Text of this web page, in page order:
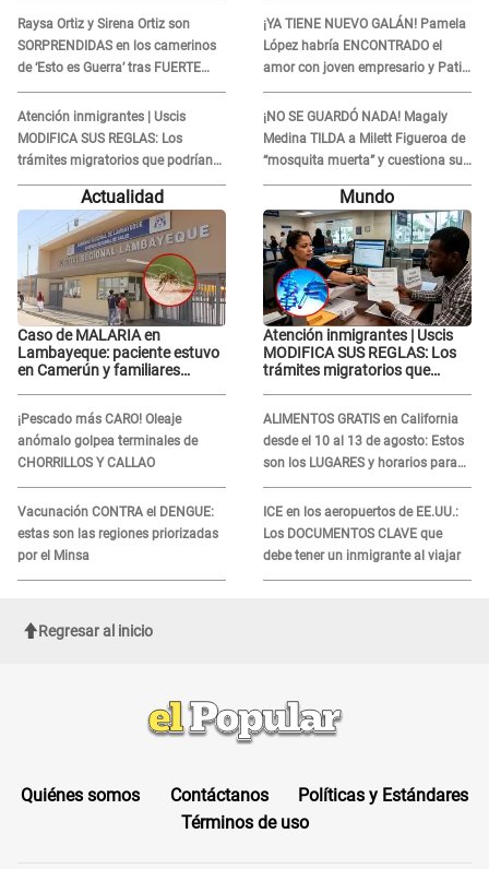
Raysa Ortiz y Sirena Ortiz son
SORPRENDIDAS en los camerinos
de ‘Esto es Guerra’ tras FUERTE
ENFRENTAMIENTO con Gabriel
Moisés: “Gracias”
Atención inmigrantes | Uscis
MODIFICA SUS REGLAS: Los
trámites migratorios que podrían
necesitar tu prueba de ADN
¡YA TIENE NUEVO GALÁN! Pamela
López habría ENCONTRADO el
amor con joven empresario y Pati
Lorena la ECHA en VIVO
¡NO SE GUARDÓ NADA! Magaly
Medina TILDA a Milett Figueroa de
“mosquita muerta” y cuestiona su
RECONCILIACIÓN con Marcelo
Tinelli en TV argentina
Actualidad
Caso de MALARIA en
Lambayeque: paciente estuvo
en Camerún y familiares
¡Pescado más CARO! Oleaje
anómalo golpea terminales de
CHORRILLOS Y CALLAO
Vacunación CONTRA el DENGUE:
estas son las regiones priorizadas
por el Minsa
Mundo
Atención inmigrantes | Uscis
MODIFICA SUS REGLAS: Los
trámites migratorios que
ALIMENTOS GRATIS en California
desde el 10 al 13 de agosto: Estos
son los LUGARES y horarios para
recibir la ayuda
ICE en los aeropuertos de EE.UU.:
Los DOCUMENTOS CLAVE que
debe tener un inmigrante al viajar
Regresar al inicio
Quiénes somos Contáctanos
Políticas y Estándares
Términos de uso